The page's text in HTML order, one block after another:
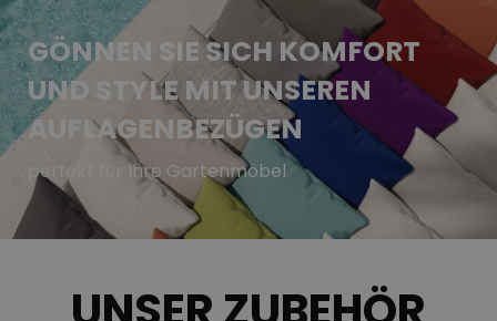
GÖNNEN SIE SICH KOMFORT
UND STYLE MIT UNSEREN
AUFLAGENBEZÜGEN
perfekt für Ihre Gartenmöbel